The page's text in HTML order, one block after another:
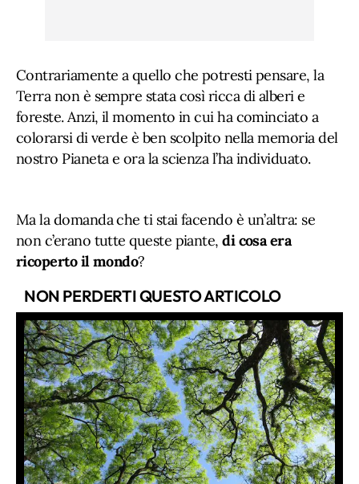
Contrariamente a quello che potresti pensare, la
Terra non è sempre stata così ricca di alberi e
foreste. Anzi, il momento in cui ha cominciato a
colorarsi di verde è ben scolpito nella memoria del
nostro Pianeta e ora la scienza l’ha individuato.
Ma la domanda che ti stai facendo è un’altra: se
non c’erano tutte queste piante,di cosa era
ricoperto il mondo?
NON PERDERTI QUESTO ARTICOLO